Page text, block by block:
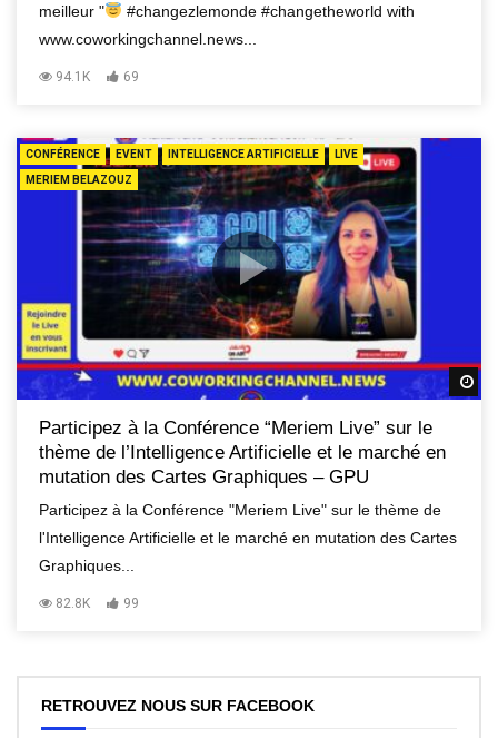
meilleur "
#changezlemonde #changetheworld with
www.coworkingchannel.news...
94.1K 69
CONFÉRENCE EVENT INTELLIGENCE ARTIFICIELLE LIVE
MERIEM BELAZOUZ
Participez à la Conférence “Meriem Live” sur le
thème de l’Intelligence Artificielle et le marché en
mutation des Cartes Graphiques – GPU
Participez à la Conférence "Meriem Live" sur le thème de
l'Intelligence Artificielle et le marché en mutation des Cartes
Graphiques...
82.8K 99
RETROUVEZ NOUS SUR FACEBOOK